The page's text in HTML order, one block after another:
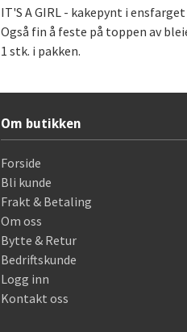
IT'S A GIRL - kakepynt i ensfarget
Også fin å feste på toppen av
1 stk. i pakken.
Om butikken
Forside
Bli kunde
Frakt & Betaling
Om oss
Bytte & Retur
Bedriftskunde
Logg inn
Kontakt oss